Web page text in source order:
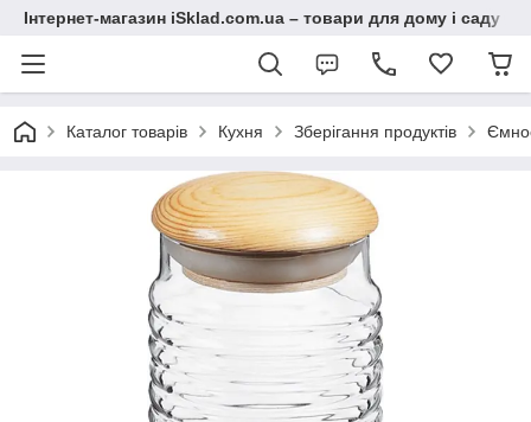
Інтернет-магазин iSklad.com.ua – товари для дому і саду
Каталог товарів Кухня Зберігання продуктів